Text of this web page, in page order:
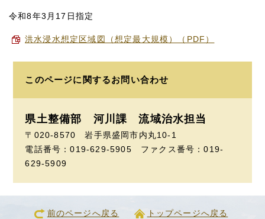
令和8年3月17日指定
洪水浸水想定区域図（想定最大規模）（PDF）
このページに関するお問い合わせ
県土整備部 河川課 流域治水担当
〒020-8570 岩手県盛岡市内丸10-1
電話番号：019-629-5905 ファクス番号：019-
629-5909
前のページへ戻る トップページへ戻る